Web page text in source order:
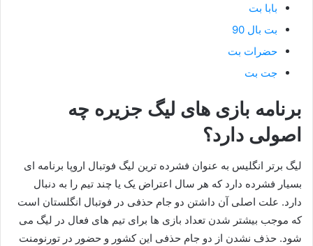
بابا بت
بت بال 90
حضرات بت
جت بت
برنامه بازی های لیگ جزیره چه
اصولی دارد؟
لیگ برتر انگلیس به عنوان فشرده ترین لیگ فوتبال اروپا برنامه ای
بسیار فشرده دارد که هر سال اعتراض یک یا چند تیم را به دنبال
دارد. علت اصلی آن داشتن دو جام حذفی در فوتبال انگلستان است
که موجب بیشتر شدن تعداد بازی ها برای تیم های فعال در لیگ می
شود. حذف نشدن از دو جام حذفی این کشور و حضور در تورنومنت